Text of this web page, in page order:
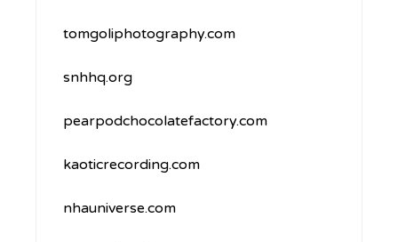
tomgoliphotography.com
snhhq.org
pearpodchocolatefactory.com
kaoticrecording.com
nhauniverse.com